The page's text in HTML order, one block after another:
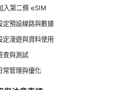
入第二條 eSIM
定預設線路與數據
定漫遊與資料使用
查與測試
常管理與優化